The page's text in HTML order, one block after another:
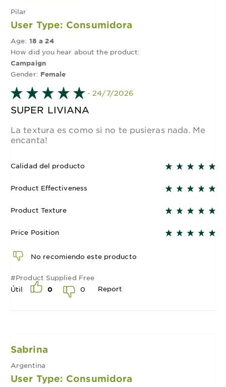
Pilar
User Type: Consumidora
Age: 18 a 24
How did you hear about the product:
Campaign
Gender: Female
- 24/7/2026
SUPER LIVIANA
La textura es como si no te pusieras nada. Me
encanta!
Calidad del producto
Product Effectiveness
Product Texture
Price Position
No recomiendo este producto
#Product Supplied Free
Útil
0 0 Report
Sabrina
Argentina
User Type: Consumidora